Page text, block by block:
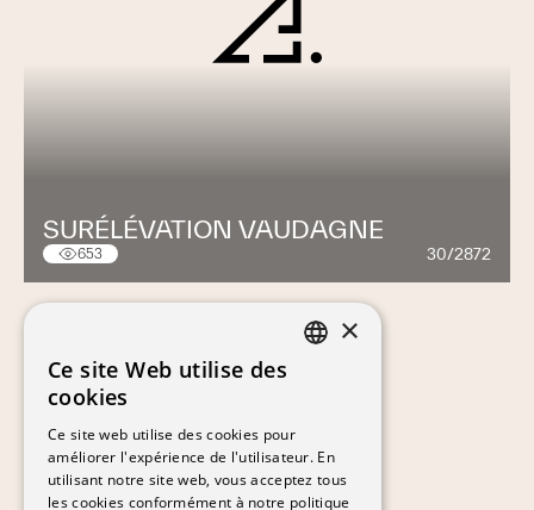
SURÉLÉVATION VAUDAGNE
653 30/2872
×
Ce site Web utilise des
cookies
Ce site web utilise des cookies pour
améliorer l'expérience de l'utilisateur. En
utilisant notre site web, vous acceptez tous
les cookies conformément à notre politique